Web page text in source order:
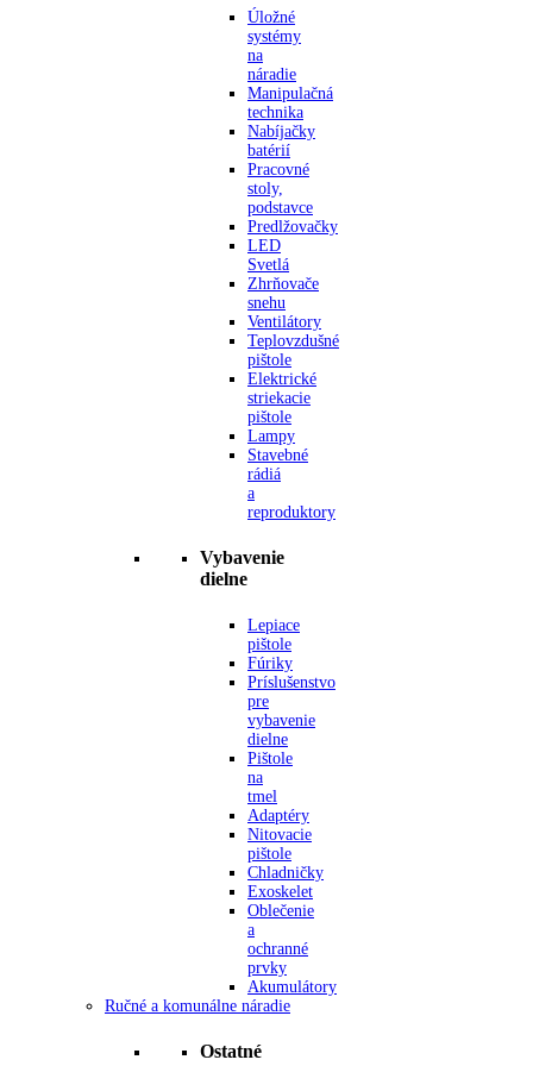
Úložné
systémy
na
náradie
Manipulačná
technika
Nabíjačky
batérií
Pracovné
stoly,
podstavce
Predlžovačky
LED
Svetlá
Zhrňovače
snehu
Ventilátory
Teplovzdušné
pištole
Elektrické
striekacie
pištole
Lampy
Stavebné
rádiá
a
reproduktory
Vybavenie
dielne
Lepiace
pištole
Fúriky
Príslušenstvo
pre
vybavenie
dielne
Pištole
na
tmel
Adaptéry
Nitovacie
pištole
Chladničky
Exoskelet
Oblečenie
a
ochranné
prvky
Akumulátory
Ručné a komunálne náradie
Ostatné